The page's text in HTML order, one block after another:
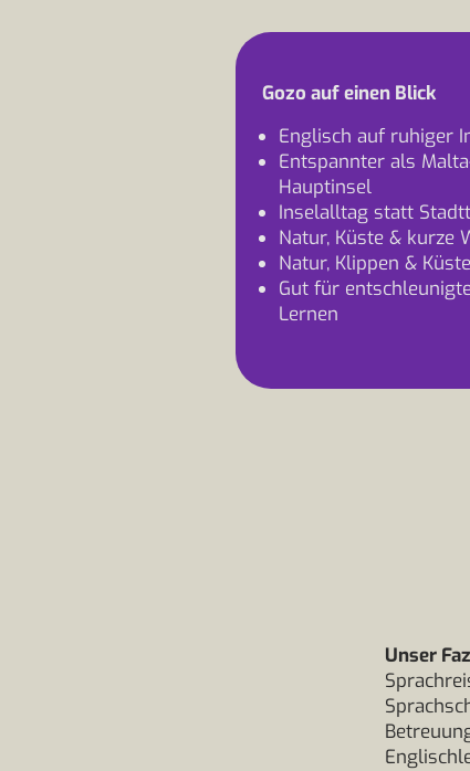
Gozo auf einen Blick
Englisch auf ruhiger
Entspannter als
Hauptinsel
Inselalltag statt
Natur, Küste & kurze
Natur, Klippen &
Gut für
Lernen
Unser